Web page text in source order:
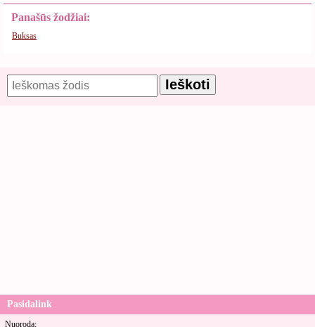
Panašūs žodžiai:
Buksas
Pasidalink
Nuoroda: